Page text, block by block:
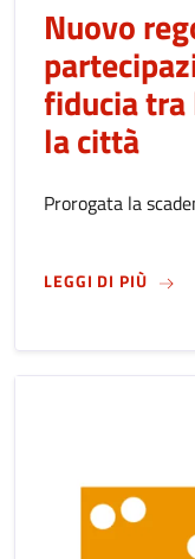
Nuovo
fiducia
la città
Prorogata la
LEGGI DI PIÙSU